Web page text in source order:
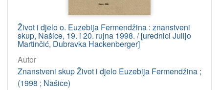
Život i djelo o. Euzebija Fermendžina : znanstveni
skup, Našice, 19. i 20. rujna 1998. / [urednici Julijo
Martinčić, Dubravka Hackenberger]
Autor
Znanstveni skup Život i djelo Euzebija Fermendžina ;
(1998 ; Našice)